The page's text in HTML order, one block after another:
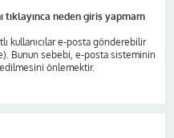
tıklayınca neden giriş yapmam
kullanıcılar e-posta gönderebilir
Bunun sebebi, e-posta sisteminin
edilmesini önlemektir.